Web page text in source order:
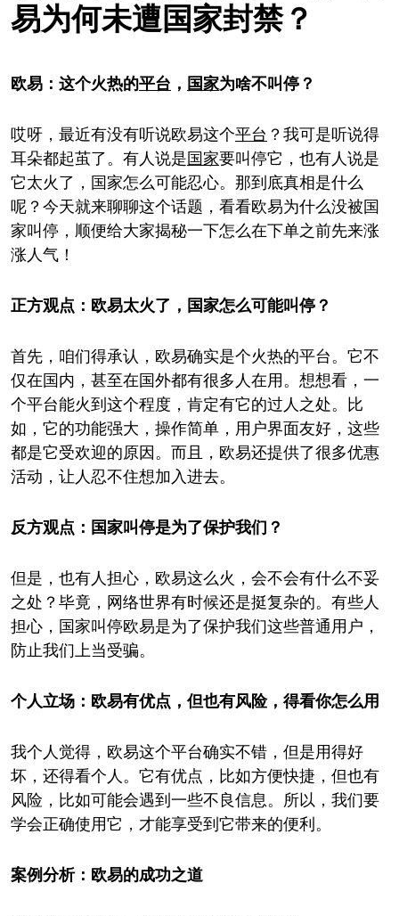
易为何未遭国家封禁？
欧易：这个火热的平台 ， 国家为啥不叫停？
哎呀，最近有没有听说欧易这个平台 ？我可是听说得
耳朵都起茧了。有人说是 国家要叫停它，也有人说是
它太火了，国家怎么可能忍心。那到底真相是什么
呢？今天就来聊聊这个话题，看看欧易为什么没被国
家叫停，顺便给大家揭秘一下怎么在下单之前先来涨
涨人气！
正方观点：欧易太火了，国家怎么可能叫停？
首先，咱们得承认，欧易确实是个火热的平台。它不
仅在国内，甚至在国外都有很多人在用。想想看，一
个平台能火到这个程度，肯定有它的过人之处。比
如，它的功能强大，操作简单，用户界面友好，这些
都是它受欢迎的原因。而且，欧易还提供了很多优惠
活动，让人忍不住想加入进去。
反方观点：国家叫停是为了保护我们？
但是，也有人担心，欧易这么火，会不会有什么不妥
之处？毕竟，网络世界有时候还是挺复杂的。有些人
担心，国家叫停欧易是为了保护我们这些普通用户，
防止我们上当受骗。
个人立场：欧易有优点，但也有风险，得看你怎么用
我个人觉得，欧易这个平台确实不错，但是用得好
坏，还得看个人。它有优点，比如方便快捷，但也有
风险，比如可能会遇到一些不良信息。所以，我们要
学会正确使用它，才能享受到它带来的便利。
案例分析：欧易的成功之道